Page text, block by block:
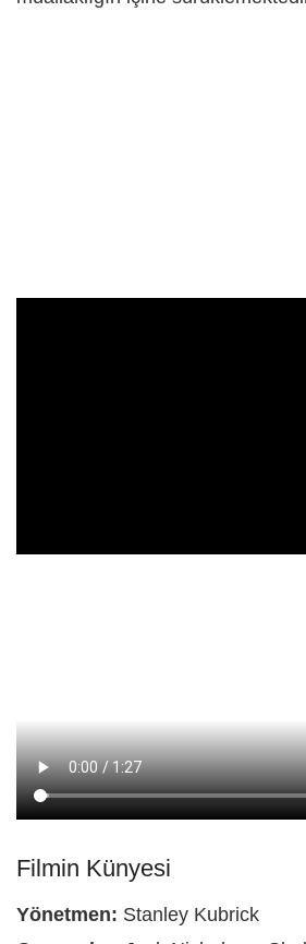
Filmin Künyesi
Yönetmen: Stanley Kubrick